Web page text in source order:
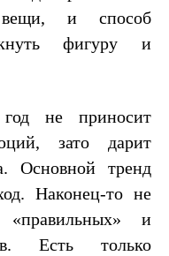
вещи, и способ
фигуру и
не приносит
зато дарит
Основной тренд
Наконец-то не
«правильных» и
Есть только